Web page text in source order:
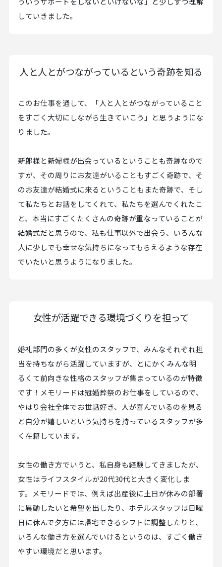
していきました。
人と人とがつながっているという奇跡を知る
このお仕事を通して、「人と人とがつながっていること
をすごく大切にしながら生きていこう」と思うようにな
りました。
新郎様と新婦様が出会っているということも奇跡なので
すが、その周りにお友達がいることもすごく奇跡で、そ
のお友達が結婚式に来るということもまた奇跡で、そし
て私たちとお話をしてくれて、私たちを選んでくれたこ
と、本当にすごくたくさんの奇跡が重なっていることが
結婚式だと思うので、私も仕事以外で出会う、いろんな
人に少しでも幸せな気持ちになってもらえるような存在
でいたいと思うようになりました。
女性が活躍できる環境づくりを担って
婚礼部門の多くが女性のスタッフで、みんなそれぞれ担
当を持ちながら活躍していますが、とにかくみんな明
るくて前向きな性格のスタッフが集まっているのが特徴
です！メモリードは冠婚葬祭のお仕事をしているので、
やはり会社全体でお世話好き、人が喜んでいるのを見る
と自分が嬉しいという気持ちを持っているスタッフが多
く在籍しています。
女性の働き方でいうと、私自身も経験してきましたが、
女性はライフスタイルが20代30代と大きく変化しま
す。メモリードでは、例えば出産後に土日が休みの部署
に異動したいと希望を出したり、ホテルスタッフは日曜
日に休んで夕方には帰宅できるシフトに調整したりと、
いろんな働き方を選んでいけるというのは、すごく働き
やすい環境だと思います。